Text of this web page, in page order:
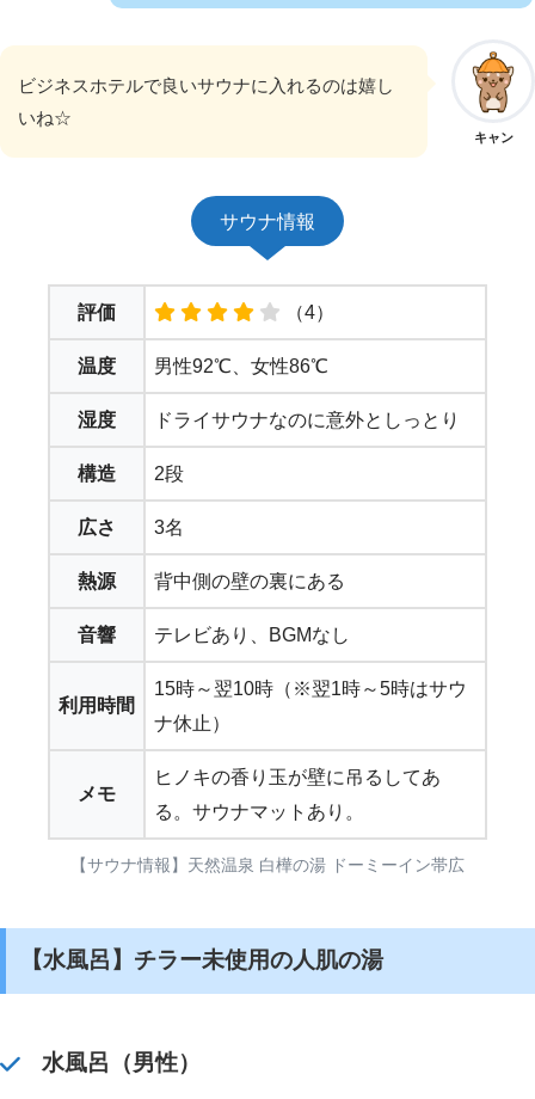
キャン
ビジネスホテルで良いサウナに入れるのは嬉し
いね☆
サウナ情報
評価 （4）
温度 男性92℃、女性86℃
湿度 ドライサウナなのに意外としっとり
構造 2段
広さ 3名
熱源 背中側の壁の裏にある
音響 テレビあり、BGMなし
利用時間
15時～翌10時（※翌1時～5時はサウ
ナ休止）
メモ
ヒノキの香り玉が壁に吊るしてあ
る。サウナマットあり。
【サウナ情報】天然温泉 白樺の湯 ドーミーイン帯広
【水風呂】チラー未使用の人肌の湯
水風呂（男性）